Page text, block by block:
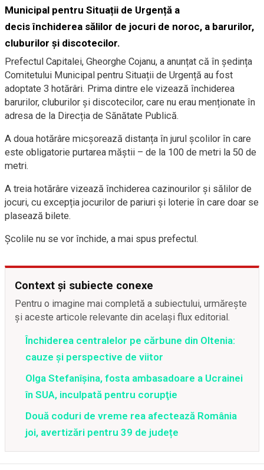
Municipal pentru Situații de Urgență a
decisînchiderea sălilor de jocuri de noroc, a barurilor,
cluburilor și discotecilor.
Prefectul Capitalei, Gheorghe Cojanu, a anunțat că în ședința
Comitetului Municipal pentru Situații de Urgență au fost
adoptate 3 hotărâri. Prima dintre ele vizează închiderea
barurilor, cluburilor și discotecilor, care nu erau menționate în
adresa de la Direcția de Sănătate Publică.
A doua hotărâre micșorează distanța în jurul școlilor în care
este obligatorie purtarea măștii – de la 100 de metri la 50 de
metri.
A treia hotărâre vizează închiderea cazinourilor și sălilor de
jocuri, cu excepția jocurilor de pariuri și loterie în care doar se
plasează bilete.
Școlile nu se vor închide, a mai spus prefectul.
Context și subiecte conexe
Pentru o imagine mai completă a subiectului, urmărește
și aceste articole relevante din același flux editorial.
Închiderea centralelor pe cărbune din Oltenia:
cauze și perspective de viitor
Olga Stefanîşina, fosta ambasadoare a Ucrainei
în SUA, inculpată pentru corupţie
Două coduri de vreme rea afectează România
joi, avertizări pentru 39 de județe